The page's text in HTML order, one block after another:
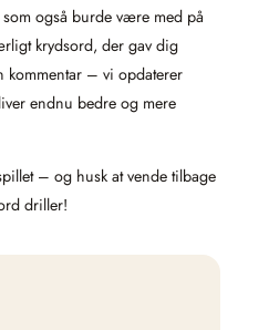
også burde være med på
krydsord, der gav dig
kommentar – vi opdaterer
endnu bedre og mere
– og husk at vende tilbage
driller!